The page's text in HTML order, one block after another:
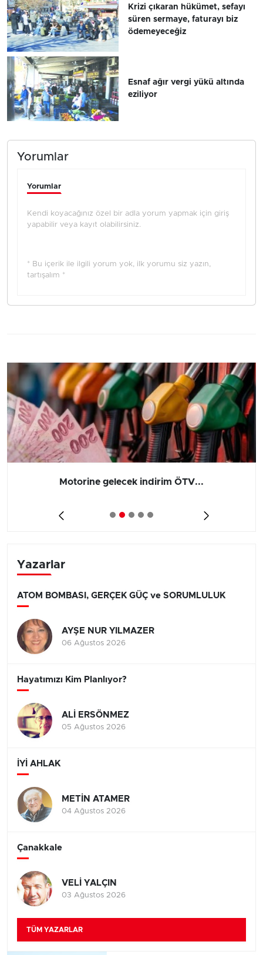
Krizi çıkaran hükümet, sefayı
süren sermaye, faturayı biz
ödemeyeceğiz
Esnaf ağır vergi yükü altında
eziliyor
Yorumlar
Yorumlar
Kendi koyacağınız özel bir adla yorum yapmak için giriş
yapabilir veya kayıt olabilirsiniz.
* Bu içerik ile ilgili yorum yok, ilk yorumu siz yazın,
tartışalım *
Motorine gelecek indirim ÖTV...
Yazarlar
ATOM BOMBASI, GERÇEK GÜÇ ve SORUMLULUK
AYŞE NUR YILMAZER
06 Ağustos 2026
Hayatımızı Kim Planlıyor?
ALİ ERSÖNMEZ
05 Ağustos 2026
İYİ AHLAK
METİN ATAMER
04 Ağustos 2026
Çanakkale
VELİ YALÇIN
03 Ağustos 2026
TÜM YAZARLAR